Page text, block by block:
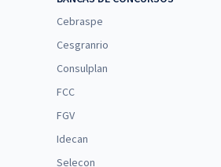
Cebraspe
Cesgranrio
Consulplan
FCC
FGV
Idecan
Selecon